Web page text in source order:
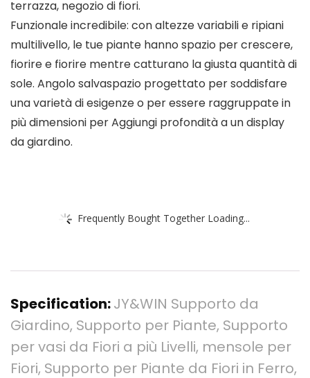
terrazza, negozio di fiori.
Funzionale incredibile: con altezze variabili e ripiani
multilivello, le tue piante hanno spazio per crescere,
fiorire e fiorire mentre catturano la giusta quantità di
sole. Angolo salvaspazio progettato per soddisfare
una varietà di esigenze o per essere raggruppate in
più dimensioni per Aggiungi profondità a un display
da giardino.
Frequently Bought Together Loading...
Specification:JY&WIN Supporto da
Giardino, Supporto per Piante, Supporto
per vasi da Fiori a più Livelli, mensole per
Fiori, Supporto per Piante da Fiori in Ferro,